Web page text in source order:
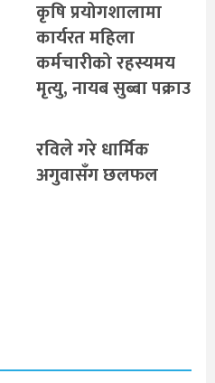
कृषि प्रयोगशालामा
कार्यरत महिला
कर्मचारीको रहस्यमय
मृत्यु, नायब सुब्बा पक्राउ
रविले गरे धार्मिक
अगुवासँग छलफल